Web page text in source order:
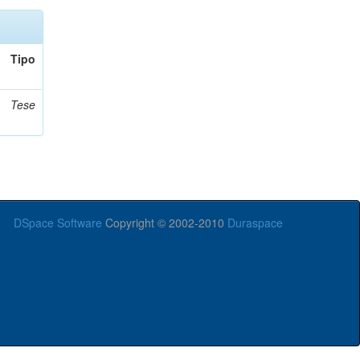
Tipo
Tese
DSpace Software Copyright © 2002-2010 Duraspace